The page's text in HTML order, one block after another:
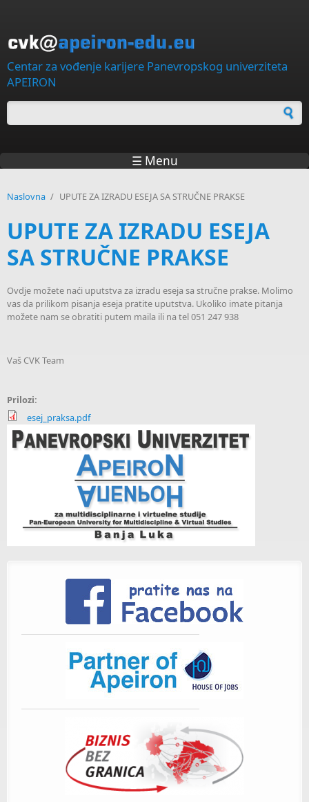
Centar za vođenje karijere Panevropskog univerziteta
APEIRON
Forma za pretragu
☰ Menu
Naslovna / UPUTE ZA IZRADU ESEJA SA STRUČNE PRAKSE
UPUTE ZA IZRADU ESEJA
SA STRUČNE PRAKSE
Ovdje možete naći uputstva za izradu eseja sa stručne prakse. Molimo
vas da prilikom pisanja eseja pratite uputstva. Ukoliko imate pitanja
možete nam se obratiti putem maila ili na tel 051 247 938
Vaš CVK Team
Prilozi:
esej_praksa.pdf